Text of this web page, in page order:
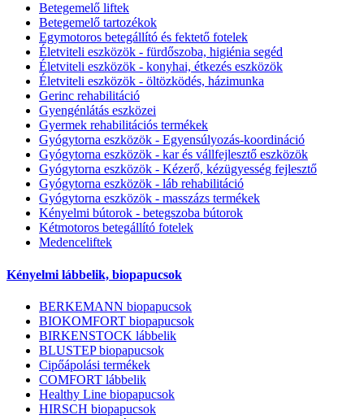
Betegemelő liftek
Betegemelő tartozékok
Egymotoros betegállító és fektető fotelek
Életviteli eszközök - fürdőszoba, higiénia segéd
Életviteli eszközök - konyhai, étkezés eszközök
Életviteli eszközök - öltözködés, házimunka
Gerinc rehabilitáció
Gyengénlátás eszközei
Gyermek rehabilitációs termékek
Gyógytorna eszközök - Egyensúlyozás-koordináció
Gyógytorna eszközök - kar és vállfejlesztő eszközök
Gyógytorna eszközök - Kézerő, kézügyesség fejlesztő
Gyógytorna eszközök - láb rehabilitáció
Gyógytorna eszközök - masszázs termékek
Kényelmi bútorok - betegszoba bútorok
Kétmotoros betegállító fotelek
Medenceliftek
Kényelmi lábbelik, biopapucsok
BERKEMANN biopapucsok
BIOKOMFORT biopapucsok
BIRKENSTOCK lábbelik
BLUSTEP biopapucsok
Cipőápolási termékek
COMFORT lábbelik
Healthy Line biopapucsok
HIRSCH biopapucsok